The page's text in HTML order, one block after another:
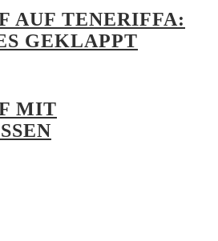
AUF TENERIFFA:
GEKLAPPT
MIT